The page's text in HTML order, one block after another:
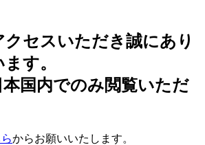
クセスいただき誠にあり
す。
国内でのみ閲覧いただ
からお願いいたします。